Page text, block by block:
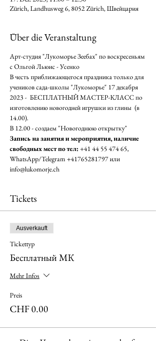
Zürich, Landhusweg 6, 8052 Zürich, Швейцария
Über die Veranstaltung
Арт-студия "Лукоморье Зеебах" по воскресеньям
с Ольгой Льюис - Усенко
В честь приближающегося праздника только для
учеников сада-школы "Лукоморье" 17 декабря
2023 -  БЕСПЛАТНЫЙ МАСТЕР-КЛАСС по
изготовлению новогодней игрушки из глины  (в
14.00).
В 12.00 - создаем "Новогоднюю открытку"
Запись на занятия и мероприятия, наличие
свободных мест по тел: +41 44 55 474 65,
WhatsApp/Telegram +41765281797 или
info@lukomorje.ch
Tickets
Ausverkauft
Tickettyp
Бесплатный МК
Mehr Infos
Preis
CHF 0.00